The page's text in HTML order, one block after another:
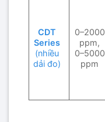
CDT
Series
(nhiều
dải đo)
0–2000
ppm,
0–5000
ppm